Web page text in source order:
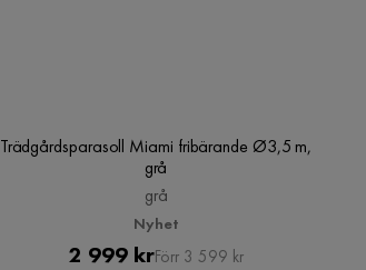
Trädgårdsparasoll Miami fribärande Ø3,5 m,
grå
grå
Nyhet
Pris
2 999 krOriginal
Förr 3 599 kr